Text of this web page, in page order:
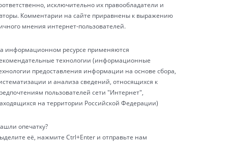
исключительно их правообладатели и
Комментарии на сайте приравнены к выражению
мнения интернет-пользователей.
информационном ресурсе применяются
технологии (информационные
предоставления информации на основе сбора,
и анализа сведений, относящихся к
пользователей сети "Интернет",
на территории Российской Федерации)
опечатку?
её, нажмите Ctrl+Enter и отправьте нам